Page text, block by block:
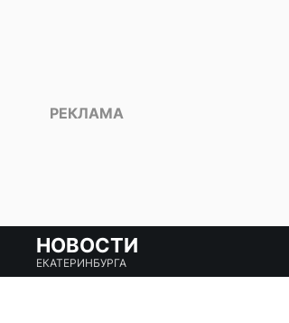
НОВОСТИ
ЕКАТЕРИНБУРГА